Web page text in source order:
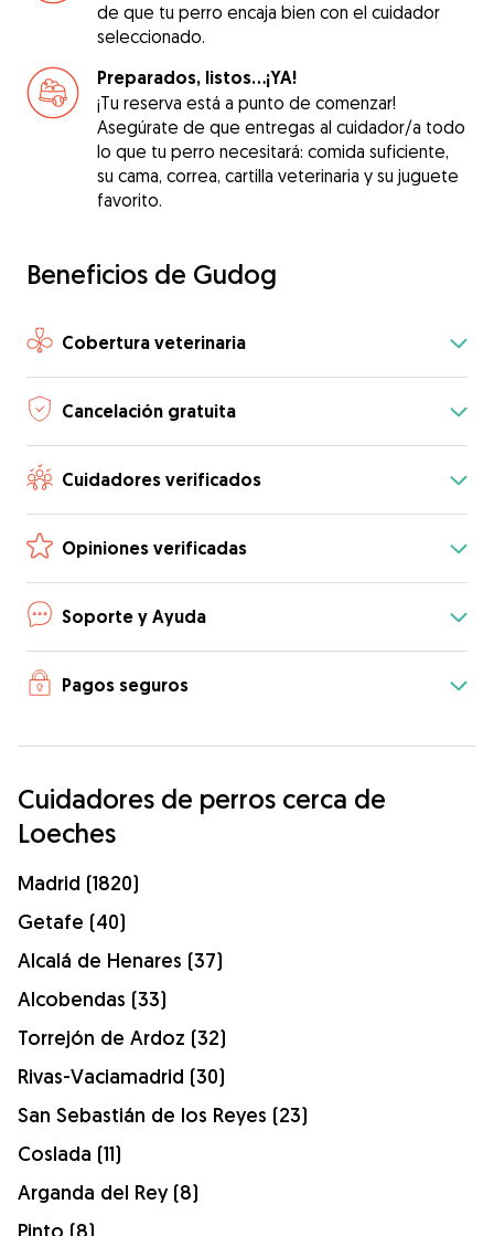
de que tu perro encaja bien con el cuidador
seleccionado.
Preparados, listos...¡YA!
¡Tu reserva está a punto de comenzar!
Asegúrate de que entregas al cuidador/a todo
lo que tu perro necesitará: comida suficiente,
su cama, correa, cartilla veterinaria y su juguete
favorito.
Beneficios de Gudog
Cobertura veterinaria
Cancelación gratuita
Cuidadores verificados
Opiniones verificadas
Soporte y Ayuda
Pagos seguros
Cuidadores de perros cerca de
Loeches
Madrid (1820)
Getafe (40)
Alcalá de Henares (37)
Alcobendas (33)
Torrejón de Ardoz (32)
Rivas-Vaciamadrid (30)
San Sebastián de los Reyes (23)
Coslada (11)
Arganda del Rey (8)